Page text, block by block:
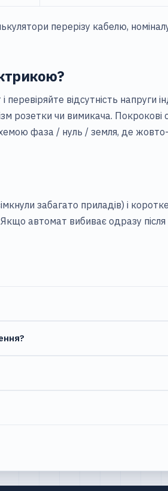
перерізу кабелю,
відсутність напруги
розетки чи вимикача. Покрокові
фаза / нуль / земля, де
забагато приладів) і
автомат вибиває одразу